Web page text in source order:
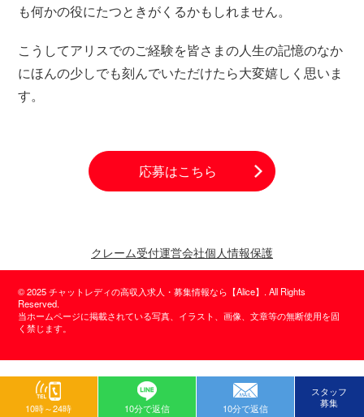
も何かの役にたつときがくるかもしれません。
こうしてアリスでのご経験を皆さまの人生の記憶のなか
にほんの少しでも刻んでいただけたら大変嬉しく思いま
す。
応募はこちら
クレーム受付運営会社個人情報保護
© 2025 チャットレディの高収入求人・募集情報なら【Alice】. All Rights
Reserved.
当ホームページに掲載されている写真、イラスト、画像、文章等の無断使用を固
く禁じます。
10時～24時 10分で返信 10分で返信
スタッフ
募集